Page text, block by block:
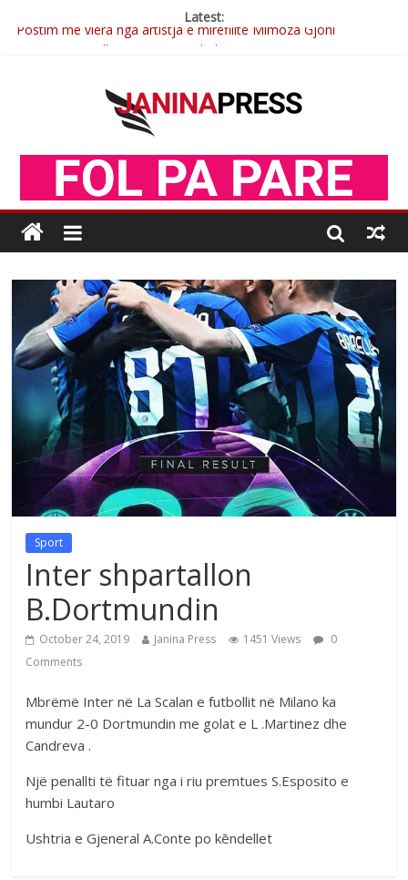
Latest:
Postim me vlera nga artistja e mirëfilltë Mimoza Gjoni
Nga poetja atdhetare Kumrie Shala -BOLL MO
Çlirimtari Mentor Mushkolaj nderohet me mirenjohje nga
Xhevdet Qeriqi Dega e invalidëve në Fushë Kosovë
Sport
Inter shpartallon
B.Dortmundin
October 24, 2019 Janina Press 1451 Views
0
Comments
Mbrëmë Inter në La Scalan e futbollit në Milano ka
mundur 2-0 Dortmundin me golat e L .Martinez dhe
Candreva .
Një penallti të fituar nga i riu premtues S.Esposito e
humbi Lautaro
Ushtria e Gjeneral A.Conte po kēndellet